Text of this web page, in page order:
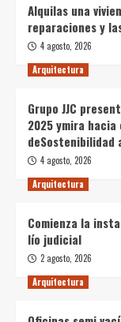
Alquilas una
reparaciones y
4 agosto, 2026
Arquitectura
Grupo JJC
2025 ymira
deSostenibilidad
4 agosto, 2026
Arquitectura
Comienza la
lío judicial
2 agosto, 2026
Arquitectura